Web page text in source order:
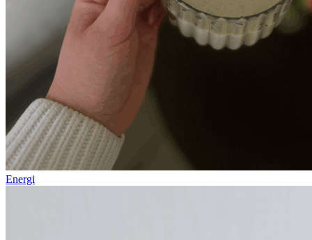
Energi